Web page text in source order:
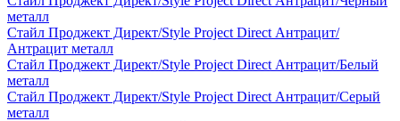
металл
Стайл Проджект Директ/Style Project Direct Антрацит/
Антрацит металл
Стайл Проджект Директ/Style Project Direct Антрацит/Белый
металл
Стайл Проджект Директ/Style Project Direct Антрацит/Серый
металл